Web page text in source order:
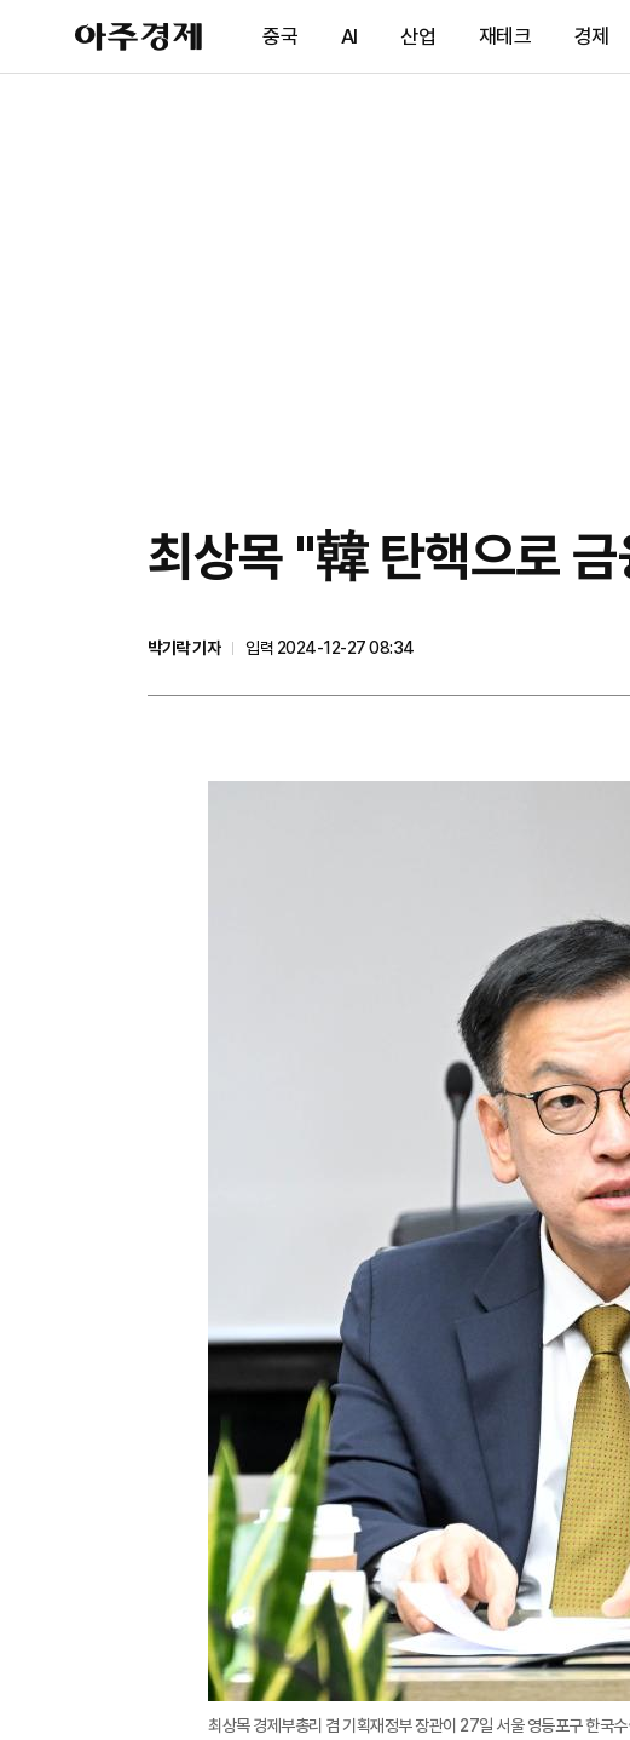
아
주
제
중국 AI 산업 재테크 경제
최상목 "韓 탄핵으로
박기락 기자
입력 2024-12-27 08:34
최상목 경제부총리 겸 기획재정부 장관이 27일 서울 영등포구 한국